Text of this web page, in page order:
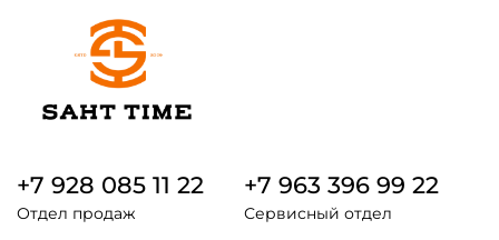
+7 928 085 11 22
Отдел продаж
+7 963 396 99 22
Сервисный отдел